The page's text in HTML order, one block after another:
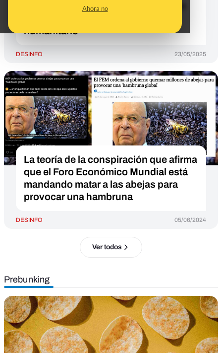
Ahora no
graves de desnutrición aguda en un
humanitario
DESINFO 23/05/2025
La teoría de la conspiración que afirma
que el Foro Económico Mundial está
mandando matar a las abejas para
provocar una hambruna
DESINFO 05/06/2024
Ver todos
Prebunking